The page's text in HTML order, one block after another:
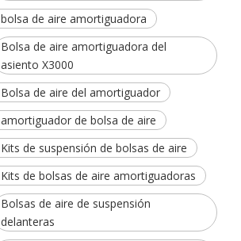
bolsa de aire amortiguadora
Bolsa de aire amortiguadora del
asiento X3000
Bolsa de aire del amortiguador
amortiguador de bolsa de aire
Kits de suspensión de bolsas de aire
Kits de bolsas de aire amortiguadoras
Bolsas de aire de suspensión
delanteras